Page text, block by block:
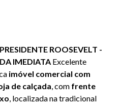
ROOSEVELT -
IMEDIATA Excelente
imóvel comercial com
de calçada, com frente
, localizada na tradicional